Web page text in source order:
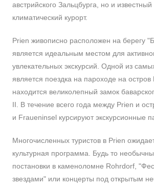
австрийского Зальцбурга, но и
климатический курорт.
Prien живописно расположен на берегу
является идеальным местом для
увлекательных экскурсий. Одной из
является поездка на пароходе на остров
находится великолепный замок
II. В течение всего года между Prien и
и Fraueninsel курсируют экскурсионные
Многочисленных туристов в Prien
культурная программа. Будь то
постановки в каменоломне Rohrdorf,
звездами" или концерты под открытым